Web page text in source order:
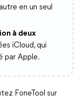
en un seul
à deux
iCloud, qui
par Apple.
FoneTool sur